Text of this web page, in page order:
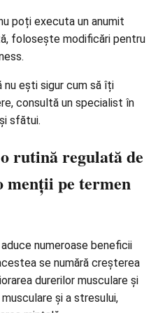
poți executa un anumit
folosește modificări pentru
nu ești sigur cum să îți
consultă un specialist în
sfătui.
rutină regulată de
menții pe termen
numeroase beneficii
se numără creșterea
durerilor musculare și
și a stresului,